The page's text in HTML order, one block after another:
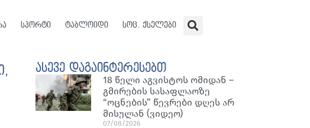
სპორტი ტაბლოიდი სოც. ქსელები
ასევე დაგაინტერესებთ
18 წელი აგვისტოს ომიდან –
გმირების სასაფლაოზე
“ოცნების” წევრები დღეს არ
მისულან (ვიდეო)
07/08/2026